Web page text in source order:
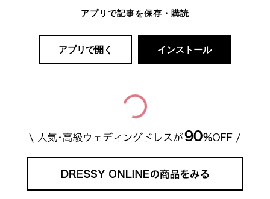
アプリで記事を保存・購読
アプリで開く インストール